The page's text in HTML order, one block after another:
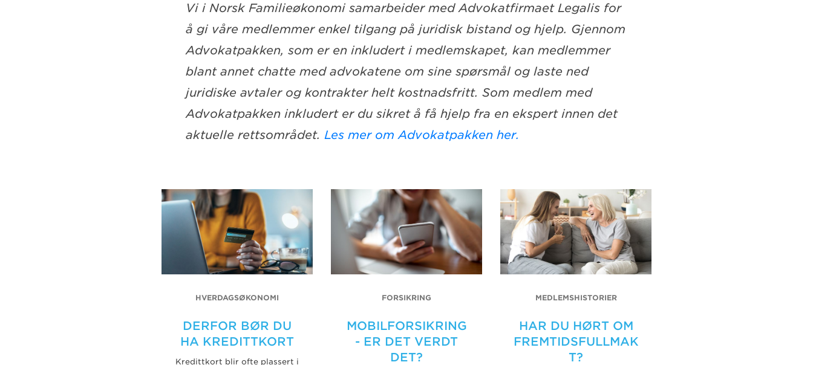
Vi i Norsk Familieøkonomi samarbeider med Advokatfirmaet Legalis for
å gi våre medlemmer enkel tilgang på juridisk bistand og hjelp. Gjennom
Advokatpakken, som er en inkludert i medlemskapet, kan medlemmer
blant annet chatte med advokatene om sine spørsmål og laste ned
juridiske avtaler og kontrakter helt kostnadsfritt. Som medlem med
Advokatpakken inkludert er du sikret å få hjelp fra en ekspert innen det
aktuelle rettsområdet. Les mer om Advokatpakken her.
HVERDAGSØKONOMI
DERFOR BØR DU
HA KREDITTKORT
Kredittkort blir ofte plassert i
FORSIKRING
MOBILFORSIKRING
- ER DET VERDT
DET?
MEDLEMSHISTORIER
HAR DU HØRT OM
FREMTIDSFULLMAK
T?